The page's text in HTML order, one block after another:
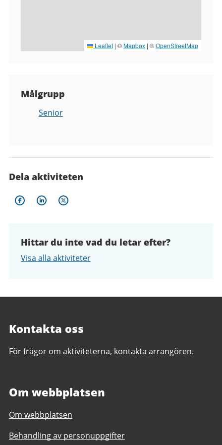
Leaflet | ©Mapbox | ©OpenStreetMap
Målgrupp
Senior
Dela aktiviteten
Hittar du inte vad du letar efter?
Visa alla aktiviteter
Kontakta oss
För frågor om aktiviteterna, kontakta arrangören.
Om webbplatsen
Om webbplatsen
Behandling av personuppgifter